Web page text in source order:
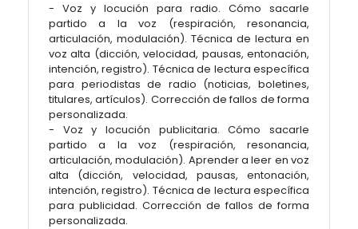
- Voz y locución para radio. Cómo sacarle
partido a la voz (respiración, resonancia,
articulación, modulación). Técnica de lectura en
voz alta (dicción, velocidad, pausas, entonación,
intención, registro). Técnica de lectura específica
para periodistas de radio (noticias, boletines,
titulares, artículos). Corrección de fallos de forma
personalizada.
- Voz y locución publicitaria. Cómo sacarle
partido a la voz (respiración, resonancia,
articulación, modulación). Aprender a leer en voz
alta (dicción, velocidad, pausas, entonación,
intención, registro). Técnica de lectura específica
para publicidad. Corrección de fallos de forma
personalizada.